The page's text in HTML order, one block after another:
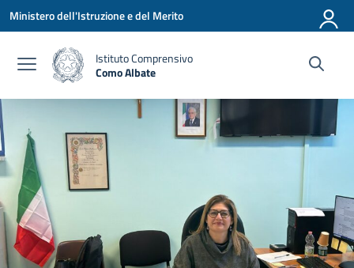
Vai ai contenuti
Vai al menu di navigazione
Vai al footer
Ministero dell'Istruzione e del Merito
Istituto Comprensivo
Como Albate